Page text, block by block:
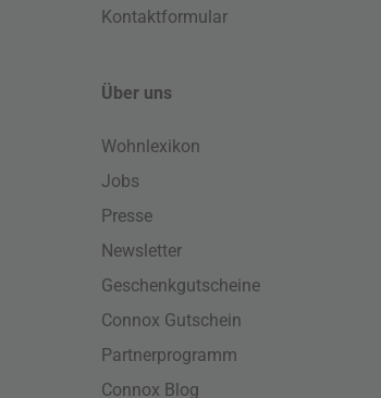
Kontaktformular
Über uns
Wohnlexikon
Jobs
Presse
Newsletter
Geschenkgutscheine
Connox Gutschein
Partnerprogramm
Connox Blog